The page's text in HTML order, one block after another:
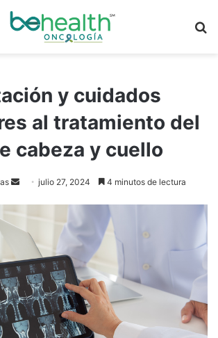
y cuidados
al tratamiento del
cabeza y cuello
d
n
m
a
i
julio 27, 2024 4 minutos de lectura